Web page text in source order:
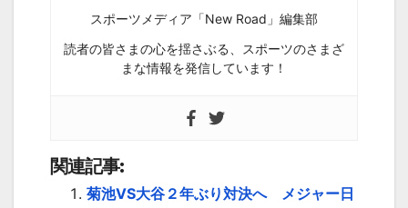
スポーツメディア「New Road」編集部
読者の皆さまの心を揺さぶる、スポーツのさまざ
まな情報を発信しています！
関連記事:
菊池VS大谷２年ぶり対決へ メジャー日